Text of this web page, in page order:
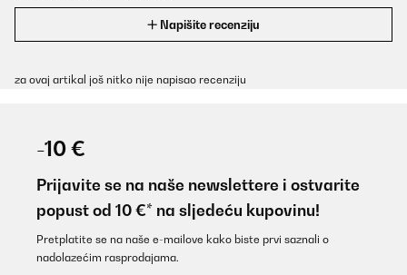
Napišite recenziju
za ovaj artikal još nitko nije napisao recenziju
-10 €
Prijavite se na naše newslettere i ostvarite
popust od 10 €* na sljedeću kupovinu!
Pretplatite se na naše e-mailove kako biste prvi saznali o
nadolazećim rasprodajama.